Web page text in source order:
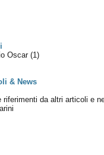
Oscar(1)
& News
riferimenti da altri articoli e